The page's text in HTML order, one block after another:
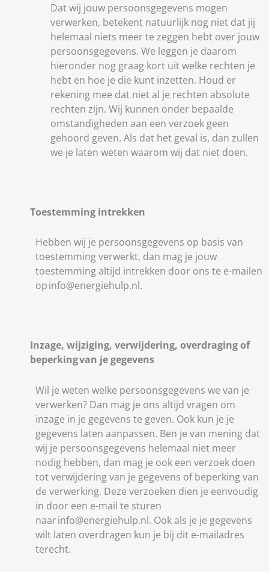
Dat wij jouw persoonsgegevens mogen
verwerken, betekent natuurlijk nog niet dat jij
helemaal niets meer te zeggen hebt over jouw
persoonsgegevens. We leggen je daarom
hieronder nog graag kort uit welke rechten je
hebt en hoe je die kunt inzetten. Houd er
rekening mee dat niet al je rechten absolute
rechten zijn. Wij kunnen onder bepaalde
omstandigheden aan een verzoek geen
gehoord geven. Als dat het geval is, dan zullen
we je laten weten waarom wij dat niet doen.
Toestemming intrekken
Hebben wij je persoonsgegevens op basis van
toestemming verwerkt, dan mag je jouw
toestemming altijd intrekken door ons te e-mailen
op info@energiehulp.nl.
Inzage, wijziging, verwijdering, overdraging of
beperking van je gegevens
Wil je weten welke persoonsgegevens we van je
verwerken? Dan mag je ons altijd vragen om
inzage in je gegevens te geven. Ook kun je je
gegevens laten aanpassen. Ben je van mening dat
wij je persoonsgegevens helemaal niet meer
nodig hebben, dan mag je ook een verzoek doen
tot verwijdering van je gegevens of beperking van
de verwerking. Deze verzoeken dien je eenvoudig
in door een e-mail te sturen
naar info@energiehulp.nl. Ook als je je gegevens
wilt laten overdragen kun je bij dit e-mailadres
terecht.